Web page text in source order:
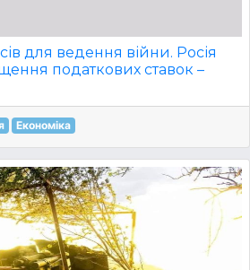
для ведення війни. Росія
податкових ставок –
Економіка